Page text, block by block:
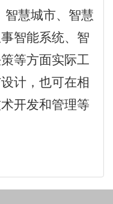
智慧城市、智慧
智能系统、智
等方面实际工
计，也可在相
开发和管理等